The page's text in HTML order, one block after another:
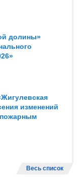
долины»
изменений
Весь список